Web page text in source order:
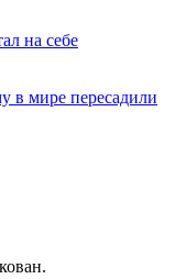
на себе
мире пересадили